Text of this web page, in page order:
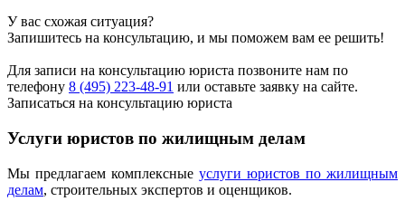
У вас схожая ситуация?
Запишитесь на консультацию, и мы поможем вам ее решить!
Для записи на консультацию юриста позвоните нам по
телефону 8 (495) 223-48-91 или оставьте заявку на сайте.
Записаться на консультацию юриста
Услуги юристов по жилищным делам
Мы предлагаем комплексные услуги юристов по жилищным
делам, строительных экспертов и оценщиков.